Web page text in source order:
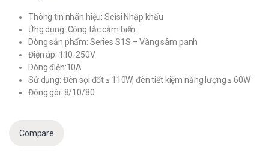
Thông tin nhãn hiệu: Seisi Nhập khẩu
Ứng dụng: Công tắc cảm biến
Dòng sản phẩm: Series S1S – Vàng sâm panh
Điện áp: 110-250V
Dòng điện:10A
Sử dụng: Đèn sợi đốt ≤ 110W, đèn tiết kiệm năng lượng ≤ 60W
Đóng gói: 8/10/80
Compare